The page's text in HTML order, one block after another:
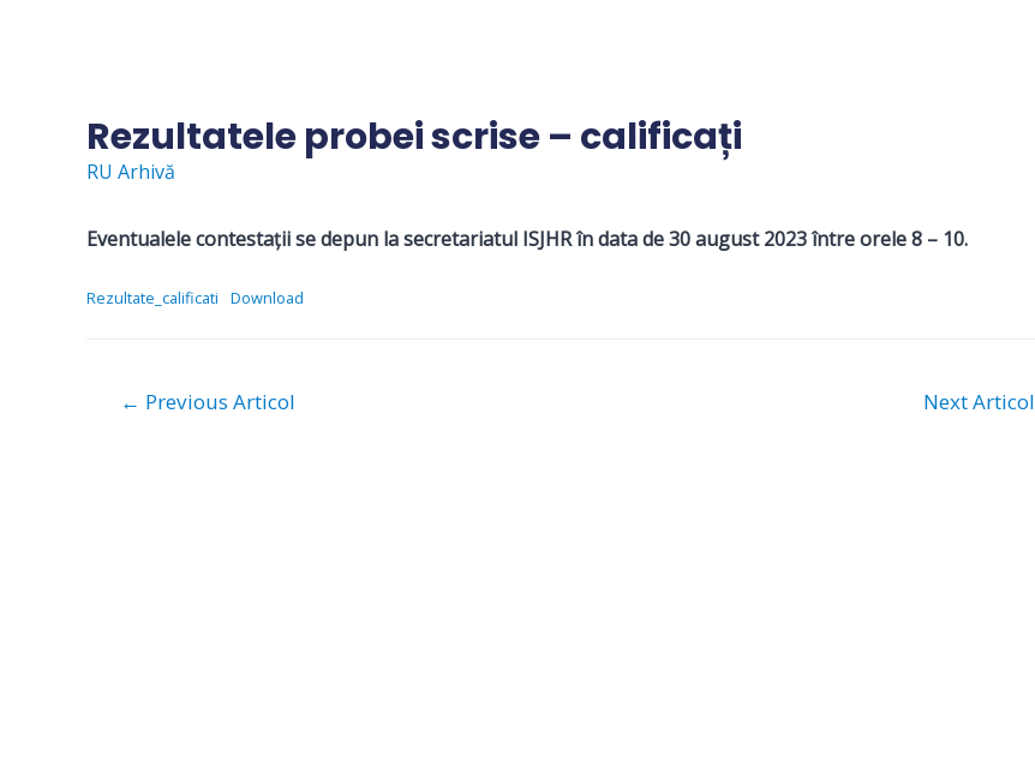
Rezultatele probei scrise – calificați
RU Arhivă
Eventualele contestații se depun la secretariatul ISJHR în data de 30 august 2023 între orele 8 – 10.
Rezultate_calificati Download
Navigare
← Previous Articol Next Articol